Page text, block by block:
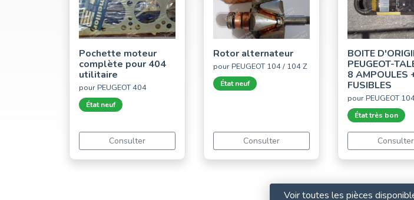
Pochette moteur
complète pour 404
utilitaire
pour PEUGEOT 404
État neuf
Consulter
Rotor alternateur
pour PEUGEOT 104 / 104 Z
État neuf
Consulter
BOITE
PEUGEOT-
8 AMPOULES
FUSIBLES
pour PEUGEOT
État très bon
Consulter
Voir toutes les pièces